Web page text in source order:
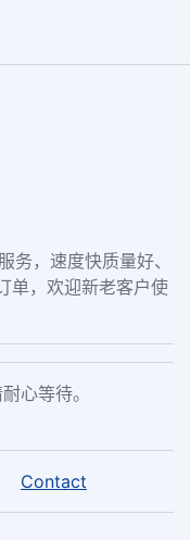
务，速度快质量好、
单，欢迎新老客户使
心等待。
Contact